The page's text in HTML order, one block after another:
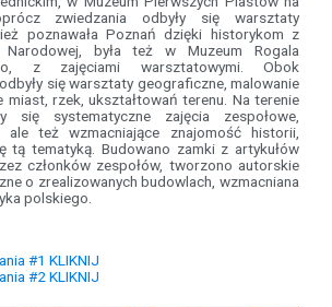
zwiedzania odbyły się warsztaty
poznawała Poznań dzięki historykom z
Narodowej, była też w Muzeum Rogala
z zajęciami warsztatowymi. Obok
się warsztaty geograficzne, malowanie
miast, rzek, ukształtowań terenu. Na terenie
się systematyczne zajęcia zespołowe,
ale też wzmacniające znajomość historii,
tą tematyką. Budowano zamki z artykułów
członków zespołów, tworzono autorskie
o zrealizowanych budowlach, wzmacniana
polskiego.
#1 KLIKNIJ
#2 KLIKNIJ